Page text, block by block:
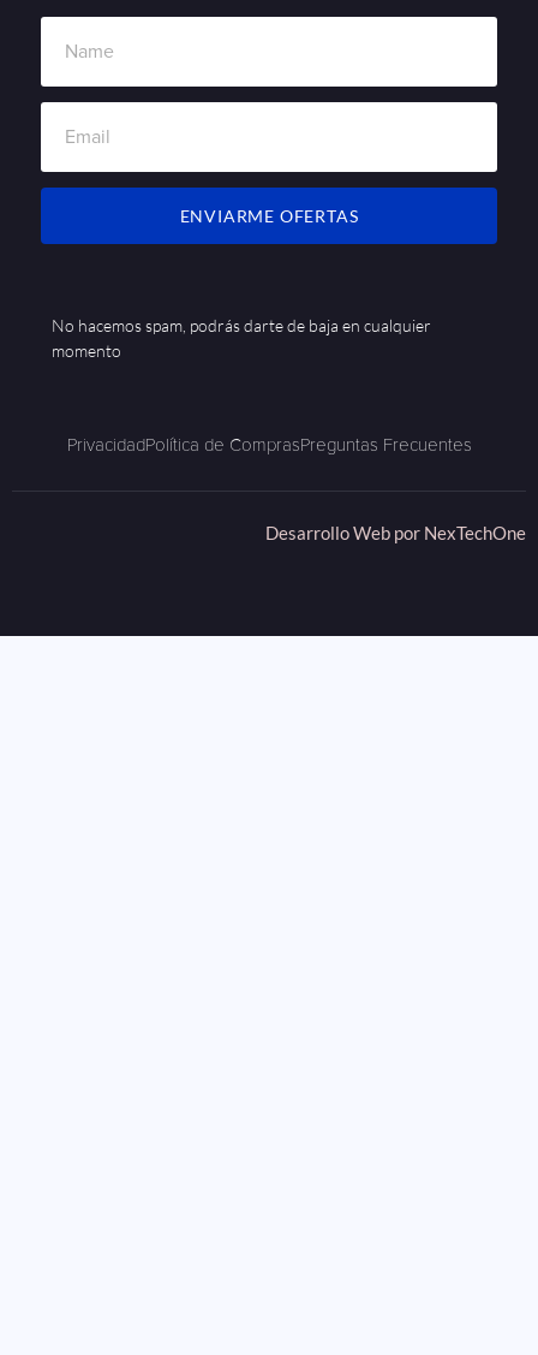
ENVIARME OFERTAS
No hacemos spam, podrás darte de baja en cualquier
momento
PrivacidadPolítica de ComprasPreguntas Frecuentes
Desarrollo Web por NexTechOne